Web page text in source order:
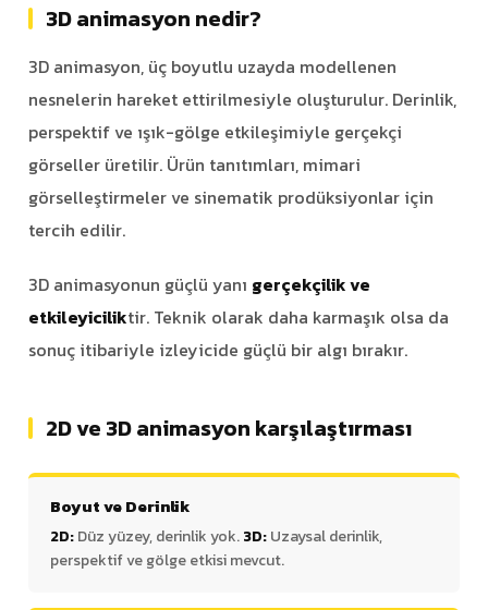
3D animasyon nedir?
3D animasyon, üç boyutlu uzayda modellenen
nesnelerin hareket ettirilmesiyle oluşturulur. Derinlik,
perspektif ve ışık-gölge etkileşimiyle gerçekçi
görseller üretilir. Ürün tanıtımları, mimari
görselleştirmeler ve sinematik prodüksiyonlar için
tercih edilir.
3D animasyonun güçlü yanı gerçekçilik ve
etkileyiciliktir. Teknik olarak daha karmaşık olsa da
sonuç itibariyle izleyicide güçlü bir algı bırakır.
2D ve 3D animasyon karşılaştırması
Boyut ve Derinlik
2D:Düz yüzey, derinlik yok.3D:Uzaysal derinlik,
perspektif ve gölge etkisi mevcut.